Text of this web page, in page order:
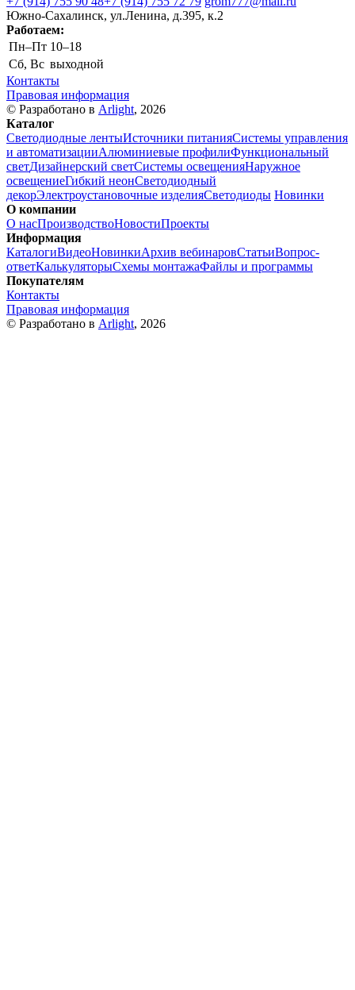
Южно-Сахалинск, ул.Ленина, д.395, к.2
Работаем:
Пн–Пт 10–18
Сб, Вс выходной
Контакты
Правовая информация
© Разработано в Arlight, 2026
Каталог
Светодиодные лентыИсточники питанияСистемы управления
и автоматизацииАлюминиевые профилиФункциональный
светДизайнерский светСистемы освещенияНаружное
освещениеГибкий неонСветодиодный
декорЭлектроустановочные изделияСветодиоды Новинки
О компании
О насПроизводствоНовостиПроекты
Информация
КаталогиВидеоНовинкиАрхив вебинаровСтатьиВопрос-
ответКалькуляторыСхемы монтажаФайлы и программы
Покупателям
Контакты
Правовая информация
© Разработано в Arlight, 2026